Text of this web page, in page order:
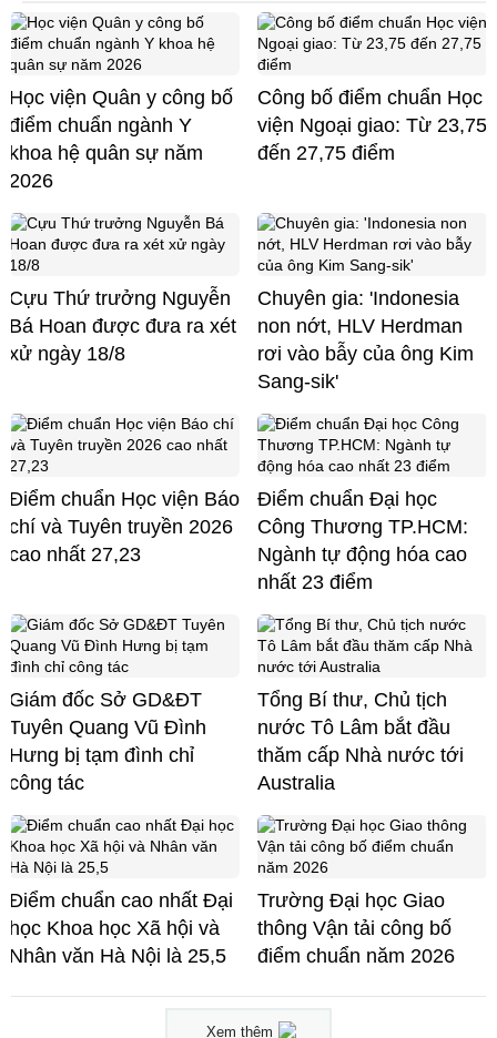
Học viện Quân y công bố
điểm chuẩn ngành Y
khoa hệ quân sự năm
2026
Công bố điểm chuẩn Học
viện Ngoại giao: Từ 23,75
đến 27,75 điểm
Cựu Thứ trưởng Nguyễn
Bá Hoan được đưa ra xét
xử ngày 18/8
Chuyên gia: 'Indonesia
non nớt, HLV Herdman
rơi vào bẫy của ông Kim
Sang-sik'
Điểm chuẩn Học viện Báo
chí và Tuyên truyền 2026
cao nhất 27,23
Điểm chuẩn Đại học
Công Thương TP.HCM:
Ngành tự động hóa cao
nhất 23 điểm
Giám đốc Sở GD&ĐT
Tuyên Quang Vũ Đình
Hưng bị tạm đình chỉ
công tác
Tổng Bí thư, Chủ tịch
nước Tô Lâm bắt đầu
thăm cấp Nhà nước tới
Australia
Điểm chuẩn cao nhất Đại
học Khoa học Xã hội và
Nhân văn Hà Nội là 25,5
Trường Đại học Giao
thông Vận tải công bố
điểm chuẩn năm 2026
Xem thêm